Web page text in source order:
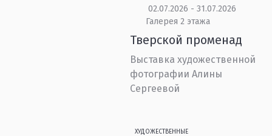
02.07.2026 - 31.07.2026
Галерея 2 этажа
Тверской променад
Выставка художественной
фотографии Алины
Сергеевой
ХУДОЖЕСТВЕННЫЕ